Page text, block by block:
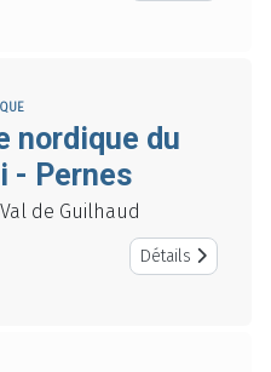
nordique du
- Pernes
de Guilhaud
Détails